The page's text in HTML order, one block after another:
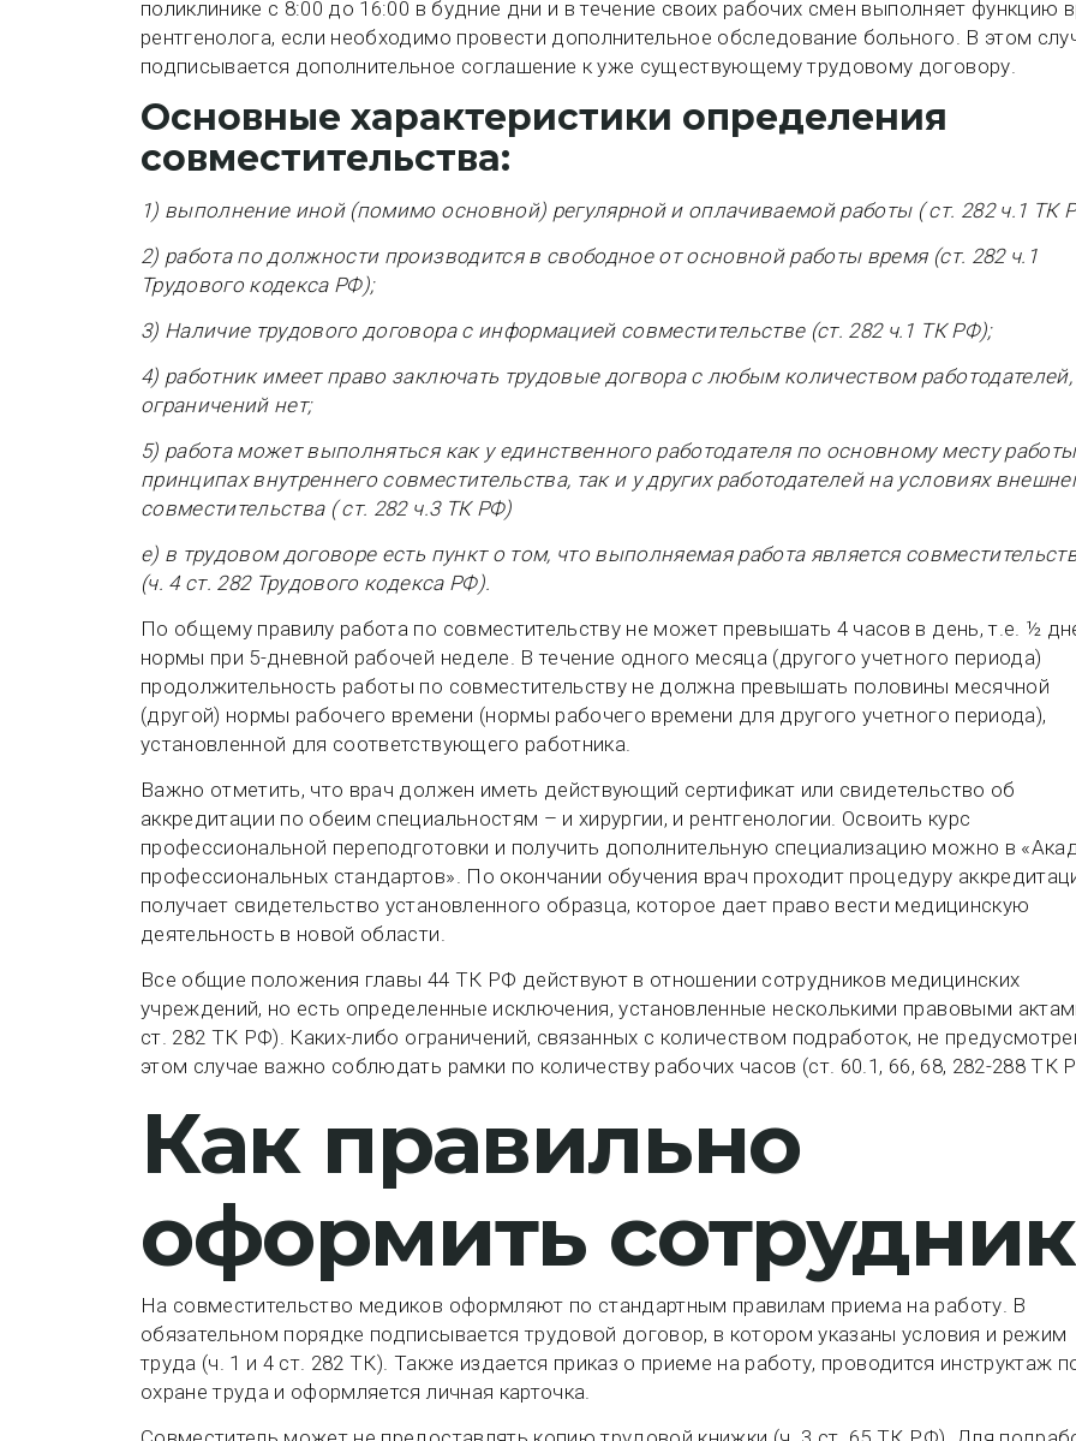
поликлинике с 8:00 до 16:00 в будние дни и в течение своих рабочих смен выполняет функцию
рентгенолога, если необходимо провести дополнительное обследование больного. В этом
подписывается дополнительное соглашение к уже существующему трудовому договору.
Основные характеристики определения
совместительства:
1) выполнение иной (помимо основной) регулярной и оплачиваемой работы ( ст. 282 ч.1 ТК
2) работа по должности производится в свободное от основной работы время (ст. 282 ч.1
Трудового кодекса РФ);
3) Наличие трудового договора с информацией совместительстве (ст. 282 ч.1 ТК РФ);
4) работник имеет право заключать трудовые догвора с любым количеством работодателей,
ограничений нет;
5) работа может выполняться как у единственного работодателя по основному месту
принципах внутреннего совместительства, так и у других работодателей на условиях
совместительства ( ст. 282 ч.3 ТК РФ)
е) в трудовом договоре есть пункт о том, что выполняемая работа является
(ч. 4 ст. 282 Трудового кодекса РФ).
По общему правилу работа по совместительству не может превышать 4 часов в день, т.е. ½
нормы при 5-дневной рабочей неделе. В течение одного месяца (другого учетного периода)
продолжительность работы по совместительству не должна превышать половины месячной
(другой) нормы рабочего времени (нормы рабочего времени для другого учетного периода),
установленной для соответствующего работника.
Важно отметить, что врач должен иметь действующий сертификат или свидетельство об
аккредитации по обеим специальностям – и хирургии, и рентгенологии. Освоить курс
профессиональной переподготовки и получить дополнительную специализацию можно в
профессиональных стандартов». По окончании обучения врач проходит процедуру
получает свидетельство установленного образца, которое дает право вести медицинскую
деятельность в новой области.
Все общие положения главы 44 ТК РФ действуют в отношении сотрудников медицинских
учреждений, но есть определенные исключения, установленные несколькими правовыми
ст. 282 ТК РФ). Каких-либо ограничений, связанных с количеством подработок, не
этом случае важно соблюдать рамки по количеству рабочих часов (ст. 60.1, 66, 68, 282-288 ТК
Как правильно
оформить
На совместительство медиков оформляют по стандартным правилам приема на работу. В
обязательном порядке подписывается трудовой договор, в котором указаны условия и режим
труда (ч. 1 и 4 ст. 282 ТК). Также издается приказ о приеме на работу, проводится инструктаж
охране труда и оформляется личная карточка.